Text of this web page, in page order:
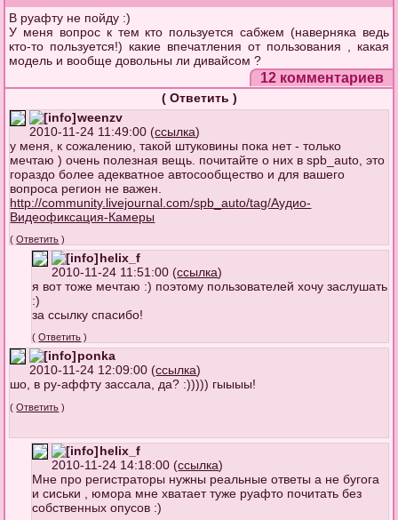
В руафту не пойду :)
У меня вопрос к тем кто пользуется сабжем (наверняка ведь
кто-то пользуется!) какие впечатления от пользования , какая
модель и вообще довольны ли дивайсом ?
12 комментариев
( Ответить )
weenzv
2010-11-24 11:49:00 (ссылка)
у меня, к сожалению, такой штуковины пока нет - только
мечтаю ) очень полезная вещь. почитайте о них в spb_auto, это
гораздо более адекватное автосообщество и для вашего
вопроса регион не важен.
http://community.livejournal.com/spb_auto/tag/Аудио-
Видеофиксация-Камеры
(Ответить )
helix_f
2010-11-24 11:51:00 (ссылка)
я вот тоже мечтаю :) поэтому пользователей хочу заслушать
:)
за ссылку спасибо!
(Ответить )
ponka
2010-11-24 12:09:00 (ссылка)
шо, в ру-аффту зассала, да? :))))) гыыыы!
(Ответить )
helix_f
2010-11-24 14:18:00 (ссылка)
Мне про регистраторы нужны реальные ответы а не бугога
и сиськи , юмора мне хватает туже руафто почитать без
собственных опусов :)